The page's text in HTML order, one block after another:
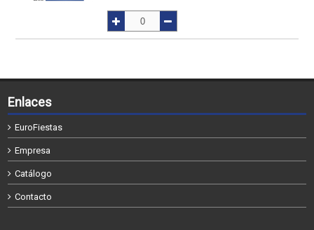
Enlaces
EuroFiestas
Empresa
Catálogo
Contacto